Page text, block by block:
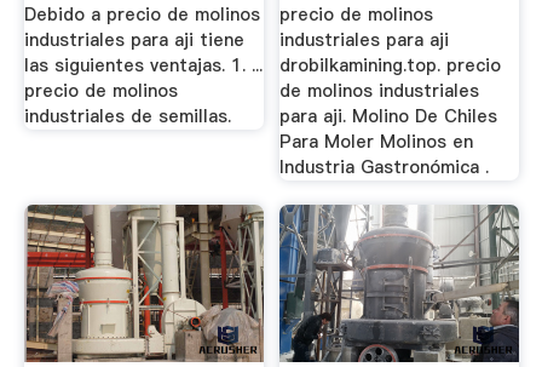
Debido a precio de molinos
industriales para aji tiene
las siguientes ventajas. 1. ...
precio de molinos
industriales de semillas.
precio de molinos
industriales para aji
drobilkamining.top. precio
de molinos industriales
para aji. Molino De Chiles
Para Moler Molinos en
Industria Gastronómica .